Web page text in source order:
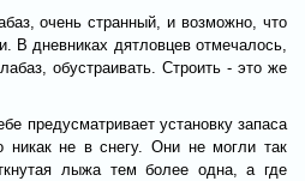
очень странный, и возможно, что
В дневниках дятловцев отмечалось,
обустраивать. Строить - это же
предусматривает установку запаса
никак не в снегу. Они не могли так
лыжа тем более одна, а где